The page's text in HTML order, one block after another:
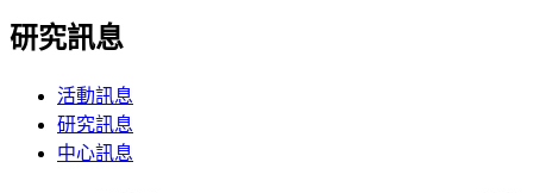
研究訊息
活動訊息
研究訊息
中心訊息